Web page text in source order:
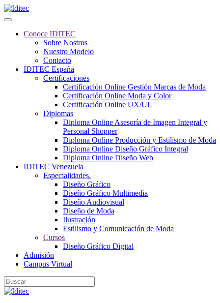
Conoce IDITEC
Sobre Nostros
Nuestro Modelo
Contacto
IDITEC España
Certificaciones
Certificación Online Gestión Marcas de Moda
Certificación Online Moda y Color
Certificación Online UX/UI
Diplomas
Diploma Online Asesoría de Imagen Integral y
Personal Shopper
Diploma Online Producción y Estilismo de Moda
Diploma Online Diseño Gráfico Integral
Diploma Online Diseño Web
IDITEC Venezuela
Especialidades.
Diseño Gráfico
Diseño Gráfico Multimedia
Diseño Audiovisual
Diseño de Moda
Ilustración
Estilismo y Comunicación de Moda
Cursos
Diseño Gráfico Digital
Admisión
Campus Virtual